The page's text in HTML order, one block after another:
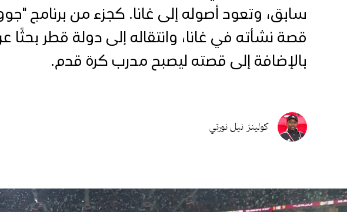
سابق، وتعود أصوله إلى غانا. كجزء من برنامج
قصة نشأته في غانا، وانتقاله إلى دولة قطر
بالإضافة إلى قصته ليصبح مدرب كرة قدم.
كولينز نيل نورتي